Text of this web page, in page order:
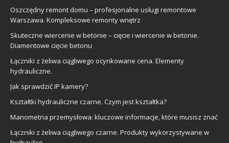
Oszczędny remont domu – profesjonalne usługi remontowe
Warszawa. Kompleksowe remonty wnętrz
Skuteczne wiercenie w betonie – cięcie i wiercenie w betonie.
Diamentowe cięcie betonu
Łączniki z żeliwa ciągliwego ocynkowane cena. Elementy
hydrauliczne.
Jak sprawdzić IP kamery?
Kształtki hydrauliczne czarne. Czym jest kształtka?
Manometria przemysłowa: kluczowe informacje, które musisz znać
Łączniki z żeliwa ciągliwego czarne. Produkty wykorzystywane w